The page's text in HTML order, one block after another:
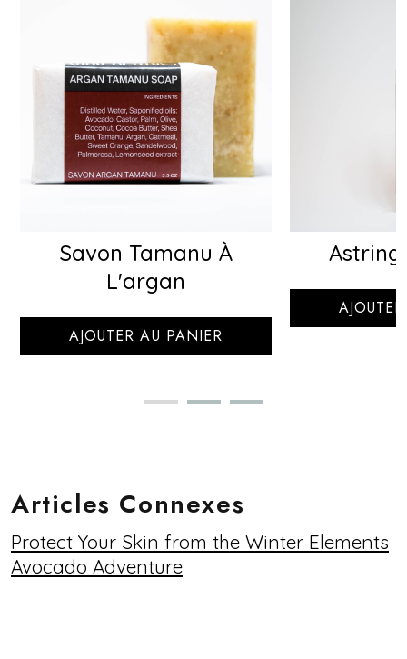
Savon Tamanu À
L'argan
AJOUTER AU PANIER
Articles Connexes
Protect Your Skin from the Winter Elements
Avocado Adventure